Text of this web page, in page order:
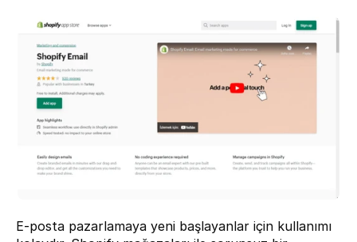
E-posta pazarlamaya yeni başlayanlar için kullanımı